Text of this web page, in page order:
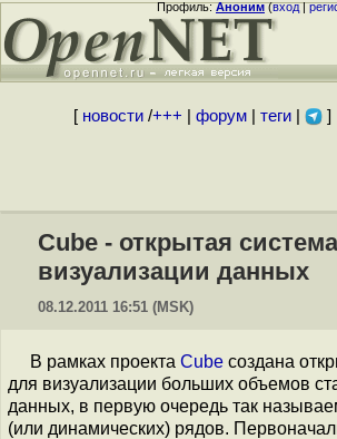
Профиль:Аноним(вход|
[ новости/+++ форум| теги| ]
Cube - открытая система
визуализации данных
08.12.2011 16:51 (MSK)
В рамках проекта Cube создана
для визуализации больших объемов
данных, в первую очередь так
(или динамических) рядов.